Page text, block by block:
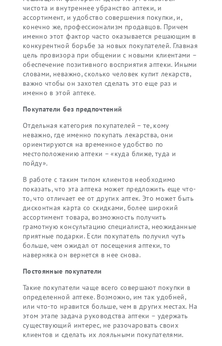
чистота и внутреннее убранство аптеки, и
ассортимент, и удобство совершения покупки, и,
конечно же, профессионализм продавцов. Причем
именно этот фактор часто оказывается решающим в
конкурентной борьбе за новых покупателей. Главная
цель провизора при общении с новыми клиентами –
обеспечение позитивного восприятия аптеки. Иными
словами, неважно, сколько человек купит лекарств,
важно чтобы он захотел сделать это еще раз и
именно в этой аптеке.
Покупатели без предпочтений
Отдельная категория покупателей – те, кому
неважно, где именно покупать лекарства, они
ориентируются на временное удобство по
местоположению аптеки – «куда ближе, туда и
пойду».
В работе с таким типом клиентов необходимо
показать, что эта аптека может предложить еще что-
то, что отличает ее от других аптек. Это может быть
дисконтная карта со скидками, более широкий
ассортимент товара, возможность получить
грамотную консультацию специалиста, неожиданные
приятные подарки. Если покупатель получил чуть
больше, чем ожидал от посещения аптеки, то
наверняка он вернется в нее снова.
Постоянные покупатели
Такие покупатели чаще всего совершают покупки в
определенной аптеке. Возможно, им так удобней,
или что-то нравится больше, чем в других местах. На
этом этапе задача руководства аптеки – удержать
существующий интерес, не разочаровать своих
клиентов и сделать их лояльными покупателями.